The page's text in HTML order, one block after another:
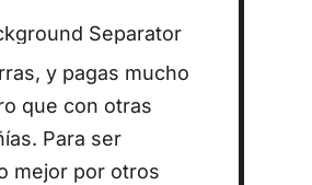
y pagas mucho
que con otras
Para ser
mejor por otros